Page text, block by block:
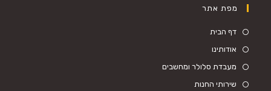
מפת אתר
דף הבית
אודותינו
מעבדת סלולר ומחשבים
שירותי החנות